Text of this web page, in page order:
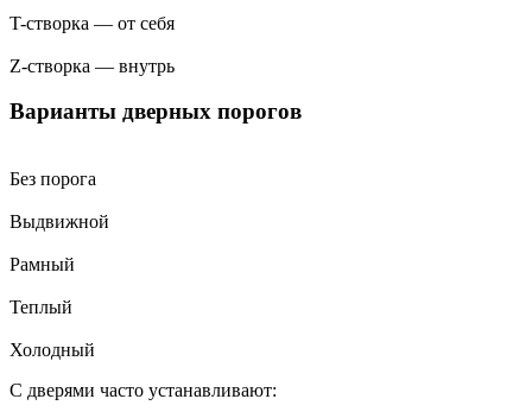
T-створка — от себя
Z-створка — внутрь
Варианты дверных порогов
Без порога
Выдвижной
Рамный
Теплый
Холодный
С дверями часто устанавливают: